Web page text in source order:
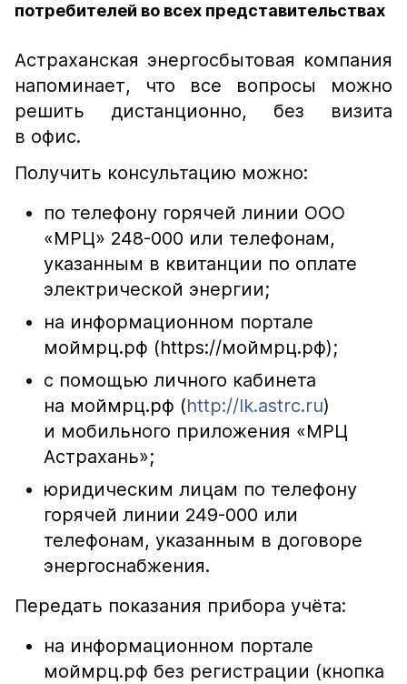
потребителей во всех представительствах
Астраханская энергосбытовая компания
напоминает, что все вопросы можно
решить дистанционно, без визита
в офис.
Получить консультацию можно:
по телефону горячей линии ООО
«МРЦ» 248-000 или телефонам,
указанным в квитанции по оплате
электрической энергии;
на информационном портале
моймрц.рф (https://моймрц.рф);
с помощью личного кабинета
на моймрц.рф (http://lk.astrc.ru)
и мобильного приложения «МРЦ
Астрахань»;
юридическим лицам по телефону
горячей линии 249-000 или
телефонам, указанным в договоре
энергоснабжения.
Передать показания прибора учёта:
на информационном портале
моймрц.рф без регистрации (кнопка